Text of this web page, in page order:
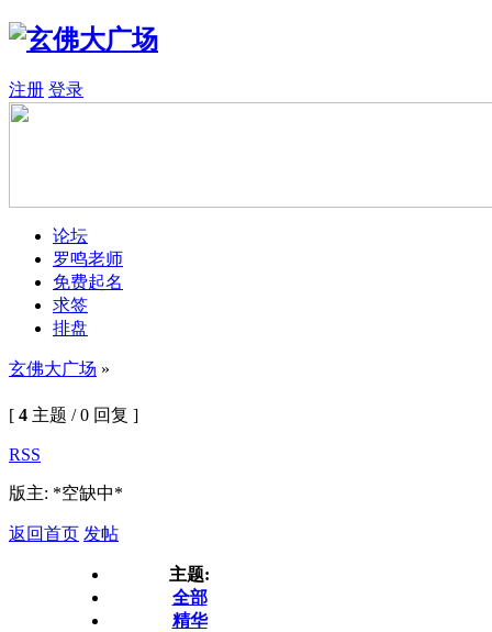
注册 登录
论坛
罗鸣老师
免费起名
求签
排盘
玄佛大广场 »
[ 4 主题 / 0 回复 ]
RSS
版主: *空缺中*
返回首页 发帖
主题:
全部
精华